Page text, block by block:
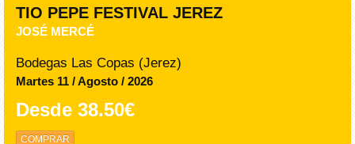
TIO PEPE FESTIVAL JEREZ
JOSÉ MERCÉ
Bodegas Las Copas (Jerez)
Martes 11 / Agosto / 2026
Desde 38.50€
COMPRAR